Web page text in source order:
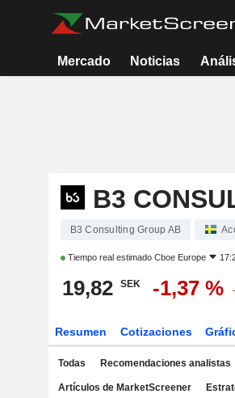
Mercado Noticias
B3
B3 Consulting Group AB
Tiempo real estimado Cboe Europe
19,82 SEK -1,37 %
Resumen Cotizaciones
Todas Recomendaciones analistas
Artículos de MarketScreener